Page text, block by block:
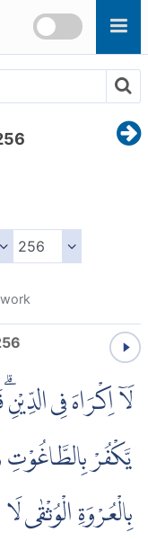
لَآ اِكْرَاهَ فِى
يَّكْفُرْ بِالطَّاغُوْتِ
بِالْعُرْوَةِ الْوُثْقٰى